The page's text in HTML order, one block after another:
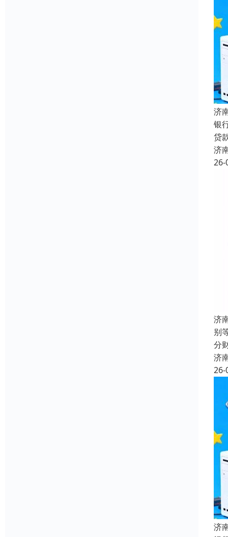
济
银
贷
济
26-
济
别
分
济
26-
济